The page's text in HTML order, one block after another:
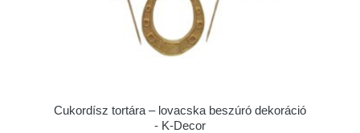
Cukordísz tortára – lovacska beszúró dekoráció
- K-Decor